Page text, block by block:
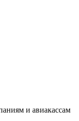
и авиакассам